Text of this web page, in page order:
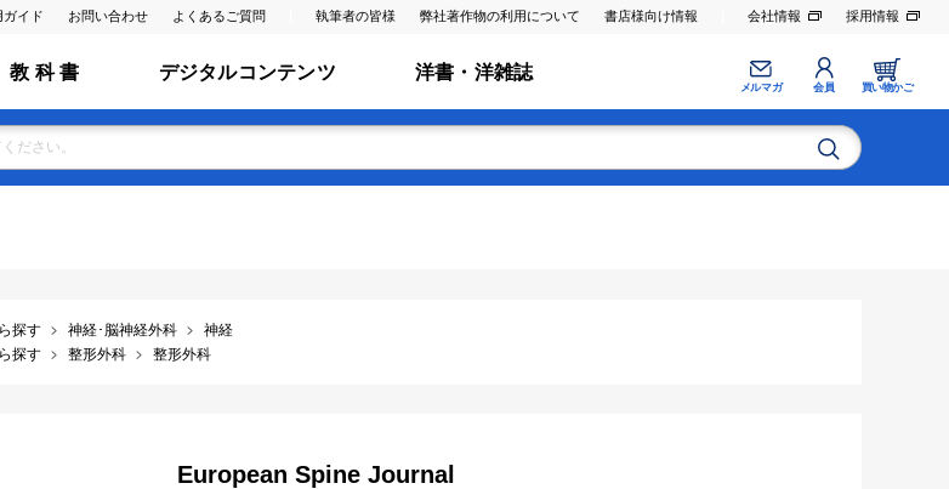
ガイド お問い合わせ よくあるご質問 執筆者の皆様 弊社著作物の利用について 書店様向け情報 会社情報 採用情報
教 科 書 デジタルコンテンツ 洋書・洋雑誌
メルマガ 会員 買い物かご
探す 神経･脳神経外科
神経
探す 整形外科 整形外科
European Spine Journal